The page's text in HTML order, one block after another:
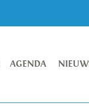
AGENDA